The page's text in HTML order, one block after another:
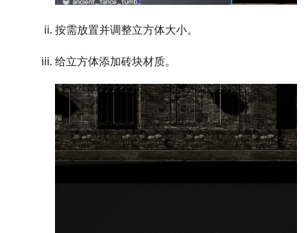
按需放置并调整立方体大小。
给立方体添加砖块材质。